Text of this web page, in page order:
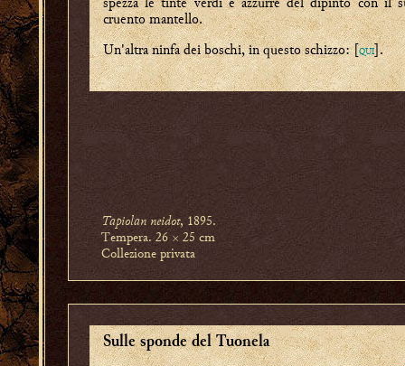
cruento mantello.
Un'altra ninfa dei boschi, in questo schizzo: [QUI].
Tapiolan neidot, 1895.
Tempera. 26 × 25 cm
Collezione privata
Sulle sponde del Tuonela